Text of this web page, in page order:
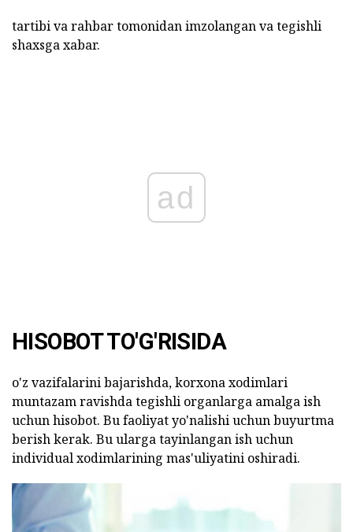
tartibi va rahbar tomonidan imzolangan va tegishli
shaxsga xabar.
ad
HISOBOT TO'G'RISIDA
o'z vazifalarini bajarishda, korxona xodimlari
muntazam ravishda tegishli organlarga amalga ish
uchun hisobot. Bu faoliyat yo'nalishi uchun buyurtma
berish kerak. Bu ularga tayinlangan ish uchun
individual xodimlarining mas'uliyatini oshiradi.